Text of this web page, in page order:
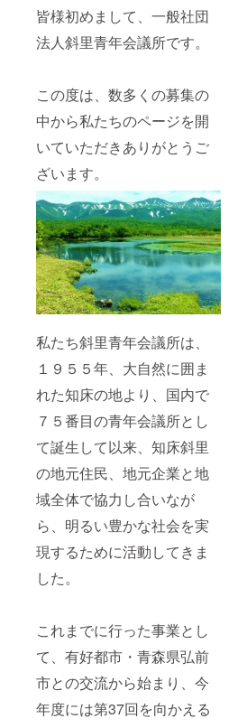
皆様初めまして、一般社団
法人斜里青年会議所です。
この度は、数多くの募集の
中から私たちのページを開
いていただきありがとうご
ざいます。
私たち斜里青年会議所は、
１９５５年、大自然に囲ま
れた知床の地より、国内で
７５番目の青年会議所とし
て誕生して以来、知床斜里
の地元住民、地元企業と地
域全体で協力し合いなが
ら、明るい豊かな社会を実
現するために活動してきま
した。
これまでに行った事業とし
て、有好都市・青森県弘前
市との交流から始まり、今
年度には第37回を向かえる